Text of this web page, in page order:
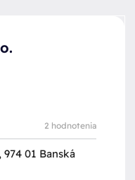
2 hodnotenia
01 Banská